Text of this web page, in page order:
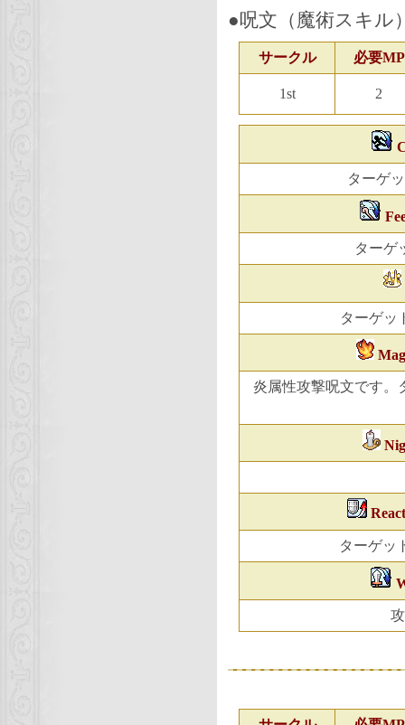
●呪文（魔術スキル
サークル 必要MP
1st 2
ターゲ
ターゲ
ターゲッ
炎属性攻撃呪文です。
ターゲッ